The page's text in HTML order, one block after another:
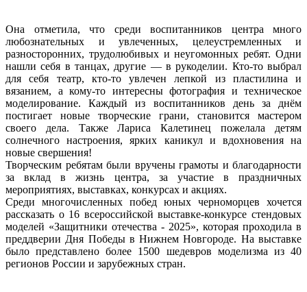
Она отметила, что среди воспитанников центра много
любознательных и увлеченных, целеустремленных и
разносторонних, трудолюбивых и неугомонных ребят. Одни
нашли себя в танцах, другие — в рукоделии. Кто-то выбрал
для себя театр, кто-то увлечен лепкой из пластилина и
вязанием, а кому-то интересны фотография и техническое
моделирование. Каждый из воспитанников день за днём
постигает новые творческие грани, становится мастером
своего дела. Также Лариса Калетинец пожелала детям
солнечного настроения, ярких каникул и вдохновения на
новые свершения!
Творческим ребятам были вручены грамоты и благодарности
за вклад в жизнь центра, за участие в праздничных
мероприятиях, выставках, конкурсах и акциях.
Среди многочисленных побед юных черноморцев хочется
рассказать о 16 всероссийской выставке-конкурсе стендовых
моделей «Защитники отечества - 2025», которая проходила в
преддверии Дня Победы в Нижнем Новгороде. На выставке
было представлено более 1500 шедевров моделизма из 40
регионов России и зарубежных стран.